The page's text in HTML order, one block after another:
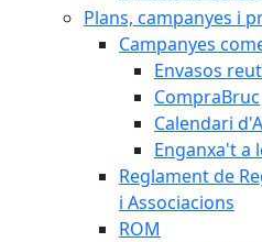
Plans, campanyes i
Campanyes
Envasos
CompraBruc
Calendari
Enganxa't a
Reglament de
i Associacions
ROM